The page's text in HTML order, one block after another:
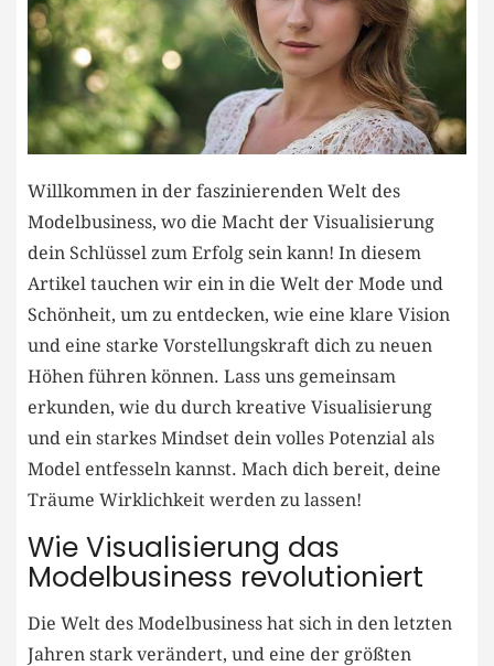
Willkommen in der faszinierenden Welt des
Modelbusiness, wo‌ die Macht der Visualisierung
dein Schlüssel zum Erfolg sein kann! In diesem
Artikel tauchen ⁤wir ein⁢ in die Welt⁢ der Mode und
Schönheit, um zu entdecken, wie eine klare Vision
und eine starke Vorstellungskraft dich zu neuen
Höhen führen können. Lass uns gemeinsam
erkunden, wie ⁢du durch kreative Visualisierung
und ein starkes Mindset dein volles Potenzial als
Model entfesseln ⁣kannst. Mach dich bereit, deine
Träume Wirklichkeit werden‌ zu lassen!
Wie Visualisierung das
Modelbusiness revolutioniert
Die Welt⁤ des Modelbusiness hat sich in den letzten
Jahren stark verändert, und eine der größten